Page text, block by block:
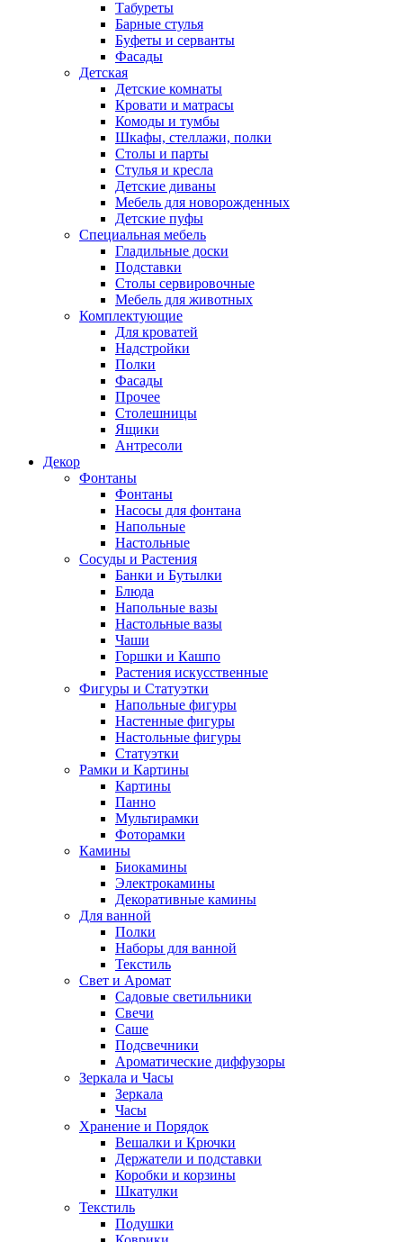
Табуреты
Барные стулья
Буфеты и серванты
Фасады
Детская
Детские комнаты
Кровати и матрасы
Комоды и тумбы
Шкафы, стеллажи, полки
Столы и парты
Стулья и кресла
Детские диваны
Мебель для новорожденных
Детские пуфы
Специальная мебель
Гладильные доски
Подставки
Столы сервировочные
Мебель для животных
Комплектующие
Для кроватей
Надстройки
Полки
Фасады
Прочее
Столешницы
Ящики
Антресоли
Декор
Фонтаны
Фонтаны
Насосы для фонтана
Напольные
Настольные
Сосуды и Растения
Банки и Бутылки
Блюда
Напольные вазы
Настольные вазы
Чаши
Горшки и Кашпо
Растения искусственные
Фигуры и Статуэтки
Напольные фигуры
Настенные фигуры
Настольные фигуры
Статуэтки
Рамки и Картины
Картины
Панно
Мультирамки
Фоторамки
Камины
Биокамины
Электрокамины
Декоративные камины
Для ванной
Полки
Наборы для ванной
Текстиль
Свет и Аромат
Садовые светильники
Свечи
Саше
Подсвечники
Ароматические диффузоры
Зеркала и Часы
Зеркала
Часы
Хранение и Порядок
Вешалки и Крючки
Держатели и подставки
Коробки и корзины
Шкатулки
Текстиль
Подушки